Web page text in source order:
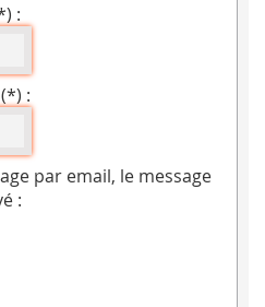
:
:
par email, le message
: